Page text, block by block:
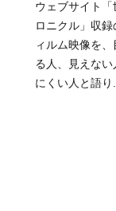
ウェブサイト「
ロニクル」収
ィルム映像を、
る人、見えない
にくい人と語り...